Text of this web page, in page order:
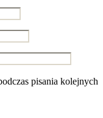
pisania kolejnych